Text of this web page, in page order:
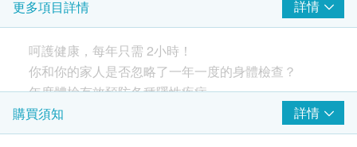
癌抗原(肝)
超聲波檢查 (4選1)
前列腺超聲波 - 男士
盆腔超聲波（子宮/卵巢/膀胱）- 女士
乳房超聲波 - 女士
甲狀腺超聲波
一種子宮頸篩檢方法，用於檢測子宮頸潛在的癌前病變和癌化
過程(只限有性經驗女性)
HK$480.0
碳13幽門螺旋菌呼氣測試
HK$820.0
更多項目詳情 詳情
呵護健康，每年只需 2小時！
你和你的家人是否忽略了一年一度的身體檢查？
年度體檢有效預防各種隱性疾病。
投資健康，就是對自己和家人的最佳回報。
購買須知 詳情